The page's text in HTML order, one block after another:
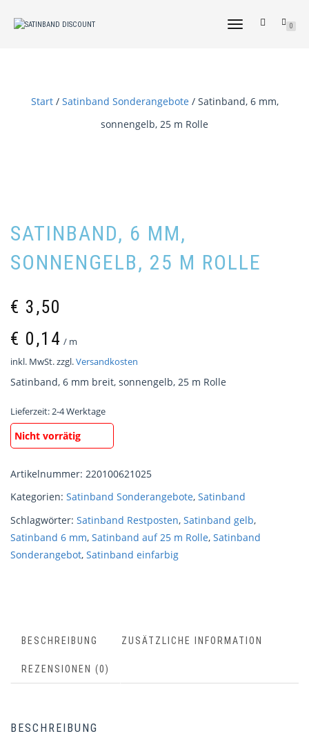
NAVIGATION
0
Start/ Satinband Sonderangebote/ Satinband, 6 mm,
sonnengelb, 25 m Rolle
SATINBAND, 6 MM,
SONNENGELB, 25 M ROLLE
€ 3,50
€ 0,14 / m
inkl. MwSt.zzgl.Versandkosten
Satinband, 6 mm breit, sonnengelb, 25 m Rolle
Lieferzeit:2-4 Werktage
Nicht vorrätig
Artikelnummer: 220100621025
Kategorien: Satinband Sonderangebote, Satinband
Schlagwörter: Satinband Restposten, Satinband gelb,
Satinband 6 mm, Satinband auf 25 m Rolle, Satinband
Sonderangebot, Satinband einfarbig
BESCHREIBUNG ZUSÄTZLICHE INFORMATION
REZENSIONEN (0)
BESCHREIBUNG